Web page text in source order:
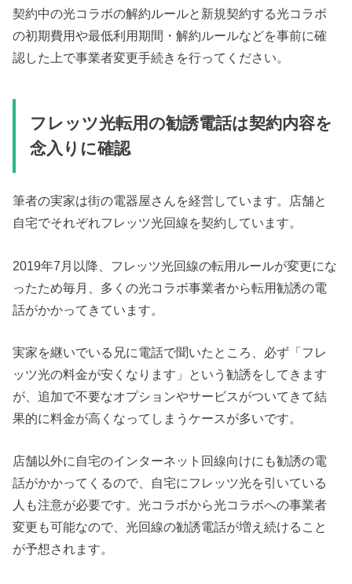
契約中の光コラボの解約ルールと新規契約する光コラボ
の初期費用や最低利用期間・解約ルールなどを事前に確
認した上で事業者変更手続きを行ってください。
フレッツ光転用の勧誘電話は契約内容を
念入りに確認
筆者の実家は街の電器屋さんを経営しています。店舗と
自宅でそれぞれフレッツ光回線を契約しています。
2019年7月以降、フレッツ光回線の転用ルールが変更にな
ったため毎月、多くの光コラボ事業者から転用勧誘の電
話がかかってきています。
実家を継いでいる兄に電話で聞いたところ、必ず「フレ
ッツ光の料金が安くなります」という勧誘をしてきます
が、追加で不要なオプションやサービスがついてきて結
果的に料金が高くなってしまうケースが多いです。
店舗以外に自宅のインターネット回線向けにも勧誘の電
話がかかってくるので、自宅にフレッツ光を引いている
人も注意が必要です。光コラボから光コラボへの事業者
変更も可能なので、光回線の勧誘電話が増え続けること
が予想されます。